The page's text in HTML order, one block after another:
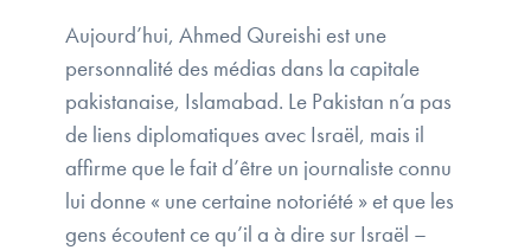
Aujourd’hui, Ahmed Qureishi est une
personnalité des médias dans la capitale
pakistanaise, Islamabad. Le Pakistan n’a pas
de liens diplomatiques avec Israël, mais il
affirme que le fait d’être un journaliste connu
lui donne « une certaine notoriété » et que les
gens écoutent ce qu’il a à dire sur Israël –